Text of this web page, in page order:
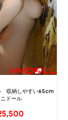
収納しやすい65cm
ニドール